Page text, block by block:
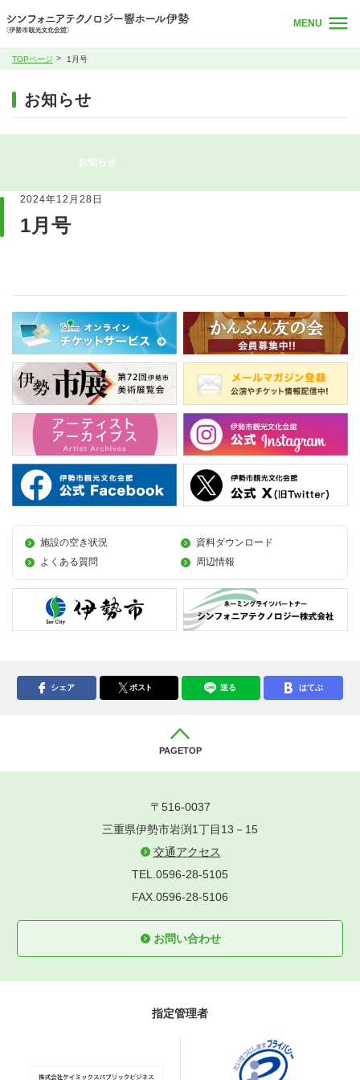
MENU
TOPページ 1月号
お知らせ
お知らせ
2024年12月28日
1月号
施設の空き状況
資料ダウンロード
よくある質問
周辺情報
シェア ポスト 送る はてぶ
PAGETOP
〒516-0037
三重県伊勢市岩渕1丁目13－15
交通アクセス
TEL.0596-28-5105
FAX.0596-28-5106
お問い合わせ
指定管理者